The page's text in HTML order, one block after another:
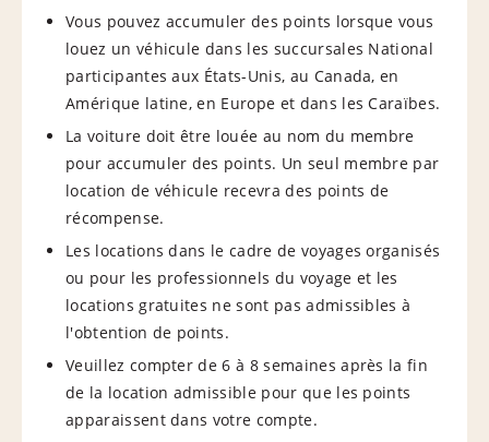
Vous pouvez accumuler des points lorsque vous
louez un véhicule dans les succursales National
participantes aux États-Unis, au Canada, en
Amérique latine, en Europe et dans les Caraïbes.
La voiture doit être louée au nom du membre
pour accumuler des points. Un seul membre par
location de véhicule recevra des points de
récompense.
Les locations dans le cadre de voyages organisés
ou pour les professionnels du voyage et les
locations gratuites ne sont pas admissibles à
l'obtention de points.
Veuillez compter de 6 à 8 semaines après la fin
de la location admissible pour que les points
apparaissent dans votre compte.